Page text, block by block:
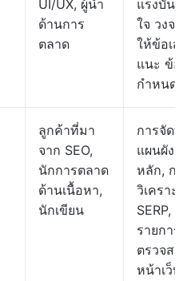
UI/UX, ผู้นำ
ด้านการ
ตลาด
แรงบันด
ใจ วงจร
ให้ข้อเส
แนะ ข้อ
กำหนดไ
ลูกค้าที่มา
จาก SEO,
นักการตลาด
ด้านเนื้อหา,
นักเขียน
การจัดทำ
แผนผังคำ
หลัก, การ
วิเคราะห์
SERP,
รายการ
ตรวจสอ
หน้าเว็บ,